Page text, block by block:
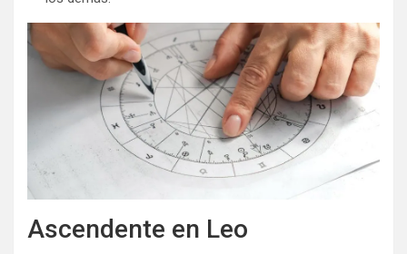
Ascendente en Leo